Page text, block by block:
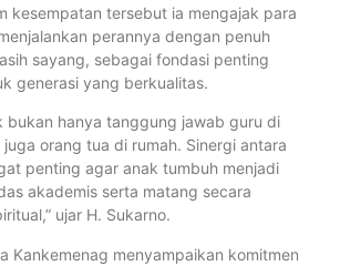
kesempatan tersebut ia mengajak para
perannya dengan penuh
sayang, sebagai fondasi penting
generasi yang berkualitas.
bukan hanya tanggung jawab guru di
orang tua di rumah. Sinergi antara
penting agar anak tumbuh menjadi
akademis serta matang secara
ujar H. Sukarno.
Kankemenag menyampaikan komitmen